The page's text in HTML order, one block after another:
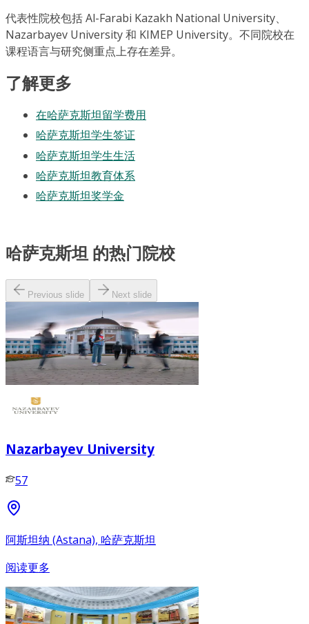
代表性院校包括 Al-Farabi Kazakh National University、
Nazarbayev University 和 KIMEP University。不同院校在
课程语言与研究侧重点上存在差异。
了解更多
在哈萨克斯坦留学费用
哈萨克斯坦学生签证
哈萨克斯坦学生生活
哈萨克斯坦教育体系
哈萨克斯坦奖学金
哈萨克斯坦 的热门院校
Previous slide Next slide
Nazarbayev University
57
阿斯坦纳 (Astana), 哈萨克斯坦
阅读更多